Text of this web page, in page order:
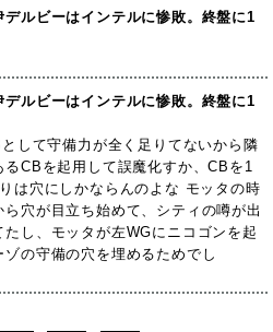
ルビーはインテルに惨敗。終盤に1
ルビーはインテルに惨敗。終盤に1
して守備力が全く足りてないから隣
CBを起用して誤魔化すか、CBを1
は穴にしかならんのよな モッタの時
穴が目立ち始めて、シティの噂が出
し、モッタが左WGにニコゴンを起
の守備の穴を埋めるためでし